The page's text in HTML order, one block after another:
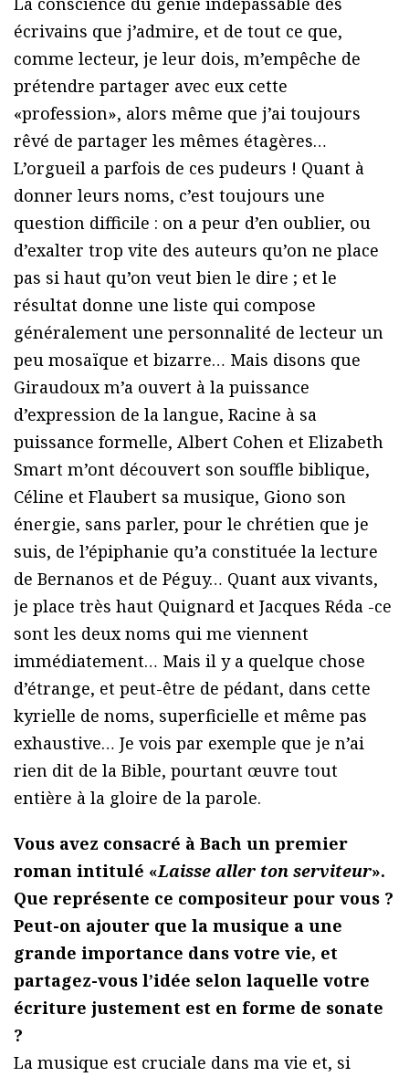
écrivains que j’admire, et de tout ce que,
comme lecteur, je leur dois, m’empêche de
prétendre partager avec eux cette
«profession», alors même que j’ai toujours
rêvé de partager les mêmes étagères…
L’orgueil a parfois de ces pudeurs ! Quant à
donner leurs noms, c’est toujours une
question difficile : on a peur d’en oublier, ou
d’exalter trop vite des auteurs qu’on ne place
pas si haut qu’on veut bien le dire ; et le
résultat donne une liste qui compose
généralement une personnalité de lecteur un
peu mosaïque et bizarre… Mais disons que
Giraudoux m’a ouvert à la puissance
d’expression de la langue, Racine à sa
puissance formelle, Albert Cohen et Elizabeth
Smart m’ont découvert son souffle biblique,
Céline et Flaubert sa musique, Giono son
énergie, sans parler, pour le chrétien que je
suis, de l’épiphanie qu’a constituée la lecture
de Bernanos et de Péguy… Quant aux vivants,
je place très haut Quignard et Jacques Réda -ce
sont les deux noms qui me viennent
immédiatement… Mais il y a quelque chose
d’étrange, et peut-être de pédant, dans cette
kyrielle de noms, superficielle et même pas
exhaustive… Je vois par exemple que je n’ai
rien dit de la Bible, pourtant œuvre tout
entière à la gloire de la parole.
Vous avez consacré à Bach un premier
roman intitulé «Laisse aller ton serviteur».
Que représente ce compositeur pour vous ?
Peut-on ajouter que la musique a une
grande importance dans votre vie, et
partagez-vous l’idée selon laquelle votre
écriture justement est en forme de sonate
?
La musique est cruciale dans ma vie et, si